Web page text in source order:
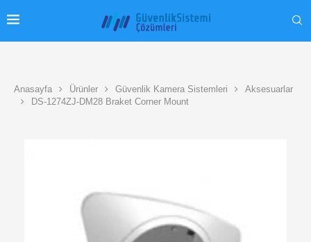
Anasayfa Ürünler Güvenlik Kamera Sistemleri
Aksesuarlar
DS-1274ZJ-DM28 Braket Corner Mount